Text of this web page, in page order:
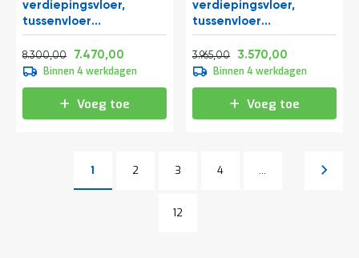
verdiepingsvloer,
tussenvloer
10300x10000x3500 mm
(lxbxh)
Normale prijs
8.300,00 10.043,00
Vanaf
7.470,00
Binnen 4 werkdagen
Voeg toe
verdiepingsvloer,
tussenvloer
10300x4000x3500 mm
(lxbxh)
Normale prijs
3.965,00 4.797,65
Vanaf
3.570,00
Binnen 4 werkdagen
Voeg toe
U lees momenteel pagina
1 Pagina
2 Pagina
3 Pagina
4 ...
Pagina
12
Pagina